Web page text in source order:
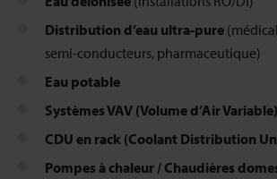
Distribution d’eau ultra-pure
semi-conducteurs, pharmaceutique)
Eau potable
Systèmes VAV (Volume d’Air Variable)
CDU en rack (Coolant Distribution
Pompes à chaleur / Chaudières